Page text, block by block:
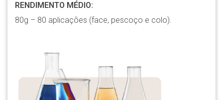
RENDIMENTO MÉDIO:
80g – 80 aplicações (face, pescoço e colo).